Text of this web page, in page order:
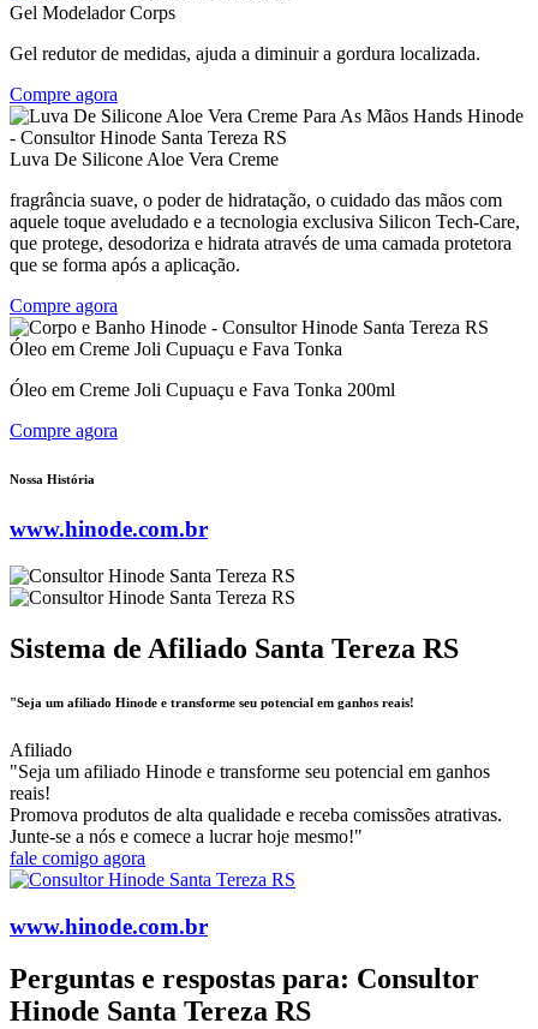
Gel Modelador Corps
Gel redutor de medidas, ajuda a diminuir a gordura localizada.
Compre agora
Luva De Silicone Aloe Vera Creme
fragrância suave, o poder de hidratação, o cuidado das mãos com
aquele toque aveludado e a tecnologia exclusiva Silicon Tech-Care,
que protege, desodoriza e hidrata através de uma camada protetora
que se forma após a aplicação.
Compre agora
Óleo em Creme Joli Cupuaçu e Fava Tonka
Óleo em Creme Joli Cupuaçu e Fava Tonka 200ml
Compre agora
Nossa História
www.hinode.com.br
Sistema de Afiliado Santa Tereza RS
"Seja um afiliado Hinode e transforme seu potencial em ganhos reais!
Afiliado
"Seja um afiliado Hinode e transforme seu potencial em ganhos
reais!
Promova produtos de alta qualidade e receba comissões atrativas.
Junte-se a nós e comece a lucrar hoje mesmo!"
fale comigo agora
www.hinode.com.br
Perguntas e respostas para: Consultor
Hinode Santa Tereza RS